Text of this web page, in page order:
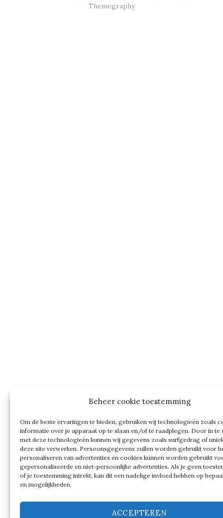
Beheer cookie toestemming
Om de beste ervaringen te bieden, gebruiken wij technologieën zoals
informatie over je apparaat op te slaan en/of te raadplegen. Door in te
met deze technologieën kunnen wij gegevens zoals surfgedrag of
deze site verwerken. Persoonsgegevens zullen worden gebruikt voor
personaliseren van advertenties en cookies kunnen worden gebruikt
gepersonaliseerde en niet-persoonlijke advertenties. Als je geen
of je toestemming intrekt, kan dit een nadelige invloed hebben op
en mogelijkheden.
ACCEPTEREN
Themegraphy